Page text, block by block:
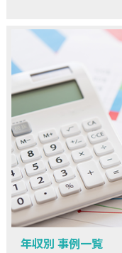
年収別 事例一覧